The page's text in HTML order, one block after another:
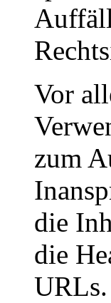
Vor
zum
die
die
URLs.